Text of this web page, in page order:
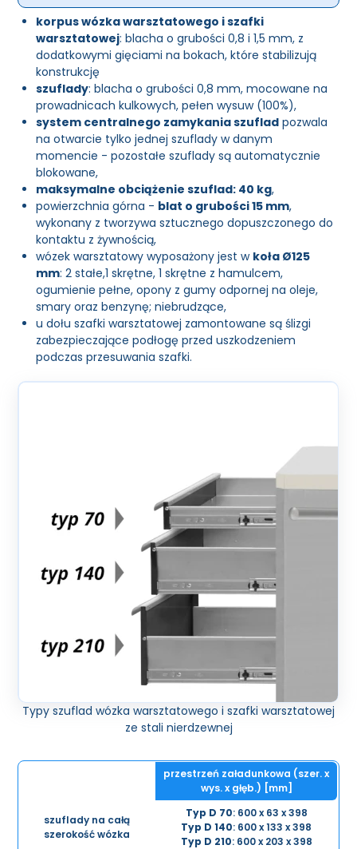
korpus wózka warsztatowego i szafki
warsztatowej: blacha o grubości 0,8 i 1,5 mm, z
dodatkowymi gięciami na bokach, które stabilizują
konstrukcję
szuflady: blacha o grubości 0,8 mm, mocowane na
prowadnicach kulkowych, pełen wysuw (100%),
system centralnego zamykania szuflad pozwala
na otwarcie tylko jednej szuflady w danym
momencie - pozostałe szuflady są automatycznie
blokowane,
maksymalne obciążenie szuflad: 40 kg,
powierzchnia górna - blat o grubości 15 mm,
wykonany z tworzywa sztucznego dopuszczonego do
kontaktu z żywnością,
wózek warsztatowy wyposażony jest w koła Ø125
mm: 2 stałe,1 skrętne, 1 skrętne z hamulcem,
ogumienie pełne, opony z gumy odpornej na oleje,
smary oraz benzynę; niebrudzące,
u dołu szafki warsztatowej zamontowane są ślizgi
zabezpieczające podłogę przed uszkodzeniem
podczas przesuwania szafki.
Typy szuflad wózka warsztatowego i szafki warsztatowej
ze stali nierdzewnej
przestrzeń załadunkowa (szer. x
wys. x głęb.) [mm]
szuflady na całą
szerokość wózka
Typ D 70: 600 x 63 x 398
Typ D 140: 600 x 133 x 398
Typ D 210: 600 x 203 x 398